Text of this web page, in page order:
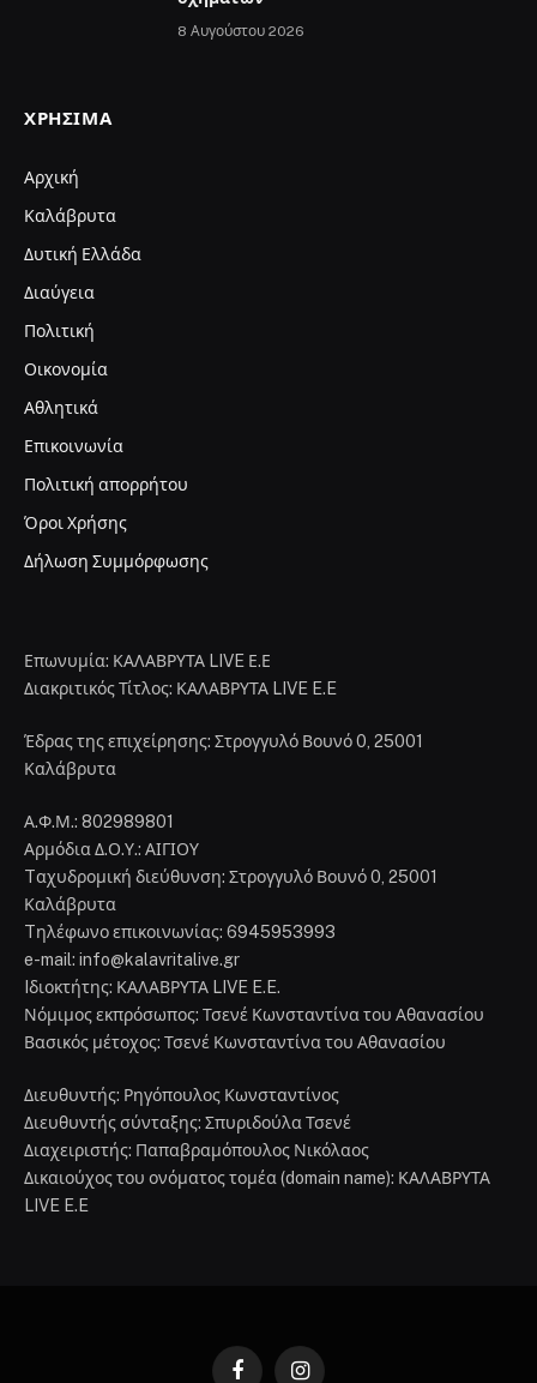
8 Αυγούστου 2026
ΧΡΉΣΙΜΑ
Αρχική
Καλάβρυτα
Δυτική Ελλάδα
Διαύγεια
Πολιτική
Οικονομία
Αθλητικά
Επικοινωνία
Πολιτική απορρήτου
Όροι Χρήσης
Δήλωση Συμμόρφωσης
Επωνυμία: ΚΑΛΑΒΡΥΤΑ LIVE Ε.Ε
Διακριτικός Τίτλος: ΚΑΛΑΒΡΥΤΑ LIVE E.E
Έδρας της επιχείρησης: Στρογγυλό Βουνό 0, 25001
Καλάβρυτα
Α.Φ.Μ.: 802989801
Αρμόδια Δ.Ο.Υ.: ΑΙΓΙΟΥ
Tαχυδρομική διεύθυνση: Στρογγυλό Βουνό 0, 25001
Καλάβρυτα
Tηλέφωνο επικοινωνίας: 6945953993
e-mail: info@kalavritalive.gr
Iδιοκτήτης: ΚΑΛΑΒΡΥΤΑ LIVE E.E.
Νόμιμος εκπρόσωπος: Τσενέ Κωνσταντίνα του Αθανασίου
Βασικός μέτοχος: Τσενέ Κωνσταντίνα του Αθανασίου
Διευθυντής: Ρηγόπουλος Κωνσταντίνος
Διευθυντής σύνταξης: Σπυριδούλα Τσενέ
Διαχειριστής: Παπαβραμόπουλος Νικόλαος
Δικαιούχος του ονόματος τομέα (domain name): ΚΑΛΑΒΡΥΤΑ
LIVE E.E